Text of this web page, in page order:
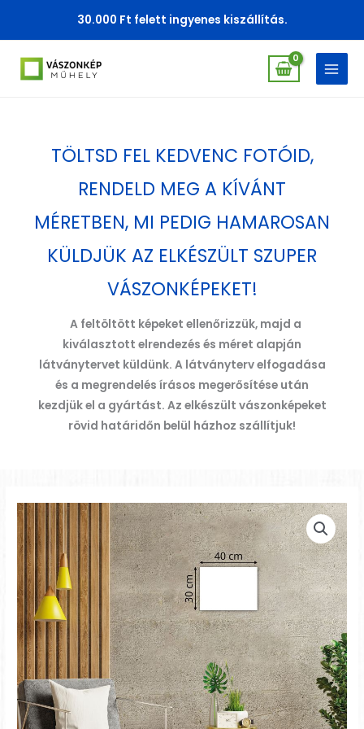
30.000 Ft felett ingyenes kiszállítás.
TÖLTSD FEL KEDVENC FOTÓID,
RENDELD MEG A KÍVÁNT
MÉRETBEN, MI PEDIG HAMAROSAN
KÜLDJÜK AZ ELKÉSZÜLT SZUPER
VÁSZONKÉPEKET!
A feltöltött képeket ellenőrizzük, majd a
kiválasztott elrendezés és méret alapján
látványtervet küldünk. A látványterv elfogadása
és a megrendelés írásos megerősítése után
kezdjük el a gyártást. Az elkészült vászonképeket
rövid határidőn belül házhoz szállítjuk!
Vászonkép
mennyiség